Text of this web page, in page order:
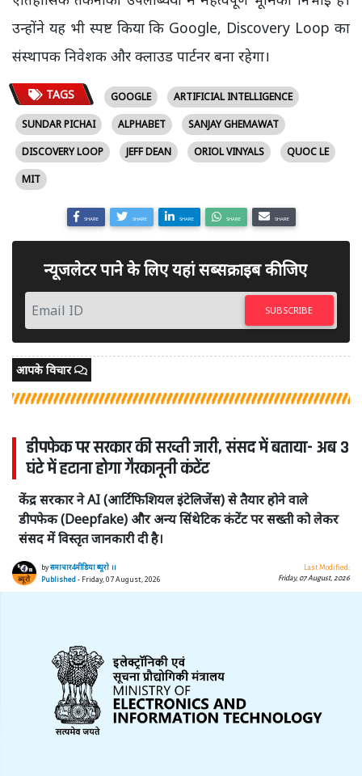
उन्होंने यह भी स्पष्ट किया कि Google, Discovery Loop का
संस्थापक निवेशक और क्लाउड पार्टनर बना रहेगा।
TAGS GOOGLE
ARTIFICIAL INTELLIGENCE
SUNDAR PICHAI
ALPHABET
SANJAY GHEMAWAT
DISCOVERY LOOP
JEFF DEAN ORIOL VINYALS
QUOC LE
MIT
SHARE SHARE SHARE SHARE SHARE
न्यूजलेटर पाने के लिए यहां सब्सक्राइब कीजिए
SUBSCRIBE
आपके विचार
डीपफेक पर सरकार की सख्ती जारी, संसद में बताया- अब 3
घंटे में हटाना होगा गैरकानूनी कंटेंट
केंद्र सरकार ने AI (आर्टिफिशियल इंटेलिजेंस) से तैयार होने वाले
डीपफेक (Deepfake) और अन्य सिंथेटिक कंटेंट पर सख्ती को लेकर
संसद में विस्तृत जानकारी दी है।
byसमाचार4मीडिया ब्यूरो ।।
Published- Friday, 07 August, 2026
Last Modified:
Friday, 07 August, 2026